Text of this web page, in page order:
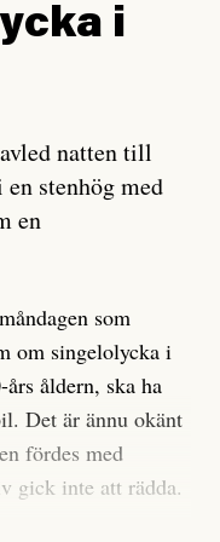
kan förtydliga
och andra hur jag
uppdrag och
informerade,
– och som kräver
tidning.
vad du hittar i
tant.
”Livet i sig
i
natten till
stenhög med
en
som
om singelolycka i
åldern, ska ha
Det är ännu okänt
fördes med
gick inte att rädda.